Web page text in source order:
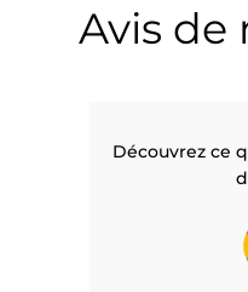
Avis de
Découvrez ce